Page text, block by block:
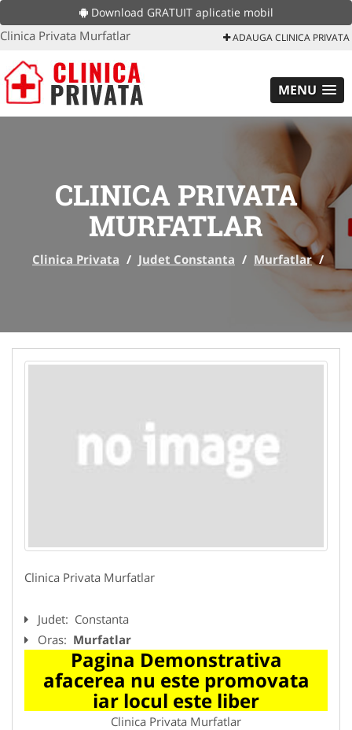
Download GRATUIT aplicatie mobil
Clinica Privata Murfatlar ADAUGA CLINICA PRIVATA
MENU
CLINICA PRIVATA
MURFATLAR
Clinica Privata / Judet Constanta / Murfatlar /
Clinica Privata Murfatlar
Judet: Constanta
Oras: Murfatlar
Pagina Demonstrativa
afacerea nu este promovata
iar locul este liber
Clinica Privata Murfatlar